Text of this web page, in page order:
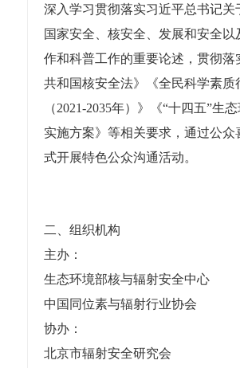
深入学习贯彻落实习近平总书记关
国家安全、核安全、发展和安全以
作和科普工作的重要论述，贯彻落
共和国核安全法》《全民科学素质
（2021-2035年）》《“十四五”生
实施方案》等相关要求，通过公众
式开展特色公众沟通活动。
二、组织机构
主办：
生态环境部核与辐射安全中心
中国同位素与辐射行业协会
协办：
北京市辐射安全研究会